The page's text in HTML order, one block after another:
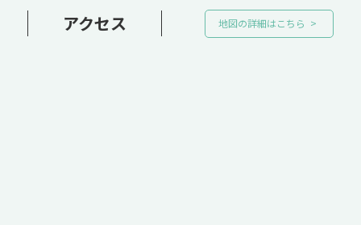
アクセス 地図の詳細はこちら